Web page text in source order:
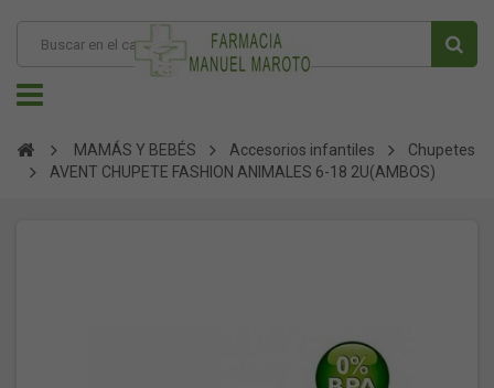
MAMÁS Y BEBÉS Accesorios infantiles
Chupetes
AVENT CHUPETE FASHION ANIMALES 6-18 2U(AMBOS)